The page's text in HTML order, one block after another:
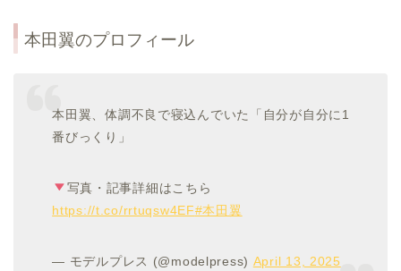
本田翼のプロフィール
本田翼、体調不良で寝込んでいた「自分が自分に1
番びっくり」
写真・記事詳細はこちら
https://t.co/rrtuqsw4EF#本田翼
— モデルプレス (@modelpress) April 13, 2025